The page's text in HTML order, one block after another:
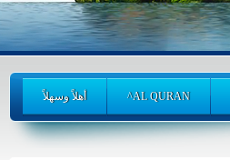
أهلاً وسهلاً ^AL QURAN